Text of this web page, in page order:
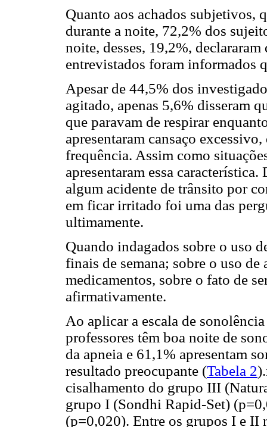
Quanto aos achados subjetivos,
durante a noite, 72,2% dos
noite, desses, 19,2%,
entrevistados foram informados
Apesar de 44,5% dos
agitado, apenas 5,6% disseram
que paravam de respirar
apresentaram cansaço
frequência. Assim como
apresentaram essa
algum acidente de trânsito por
em ficar irritado foi uma das
ultimamente.
Quando indagados sobre o uso
finais de semana; sobre o uso
medicamentos, sobre o fato de
afirmativamente.
Ao aplicar a escala de
professores têm boa noite de
da apneia e 61,1% apresentam
resultado preocupante (Tabela 2
cisalhamento do grupo III
grupo I (Sondhi Rapid-Set)
(p=0,020). Entre os grupos I e II